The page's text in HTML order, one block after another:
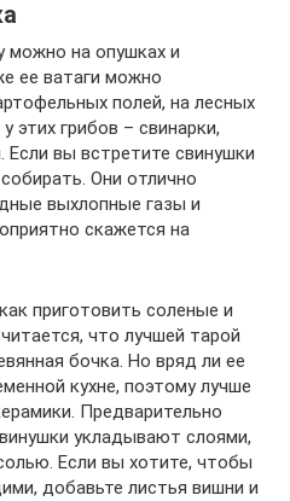
можно на опушках и
ее ватаги можно
полей, на лесных
этих грибов – свинарки,
вы встретите свинушки
Они отлично
выхлопные газы и
скажется на
приготовить соленые и
что лучшей тарой
бочка. Но вряд ли ее
кухне, поэтому лучше
Предварительно
укладывают слоями,
Если вы хотите, чтобы
добавьте листья вишни и